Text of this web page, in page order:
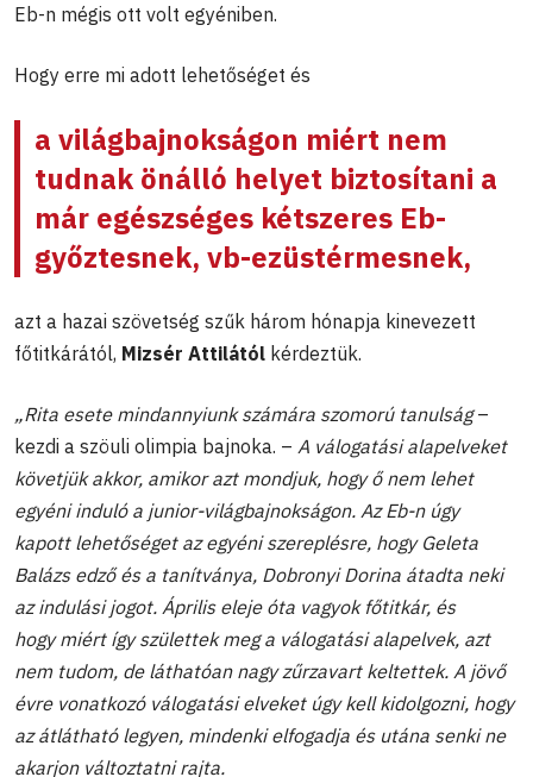
Eb-n mégis ott volt egyéniben.
Hogy erre mi adott lehetőséget és
a világbajnokságon miért nem
tudnak önálló helyet biztosítani a
már egészséges kétszeres Eb-
győztesnek, vb-ezüstérmesnek,
azt a hazai szövetség szűk három hónapja kinevezett
főtitkárától, Mizsér Attilától kérdeztük.
„Rita esete mindannyiunk számára szomorú tanulság–
kezdi a szöuli olimpia bajnoka. – A válogatási alapelveket
követjük akkor, amikor azt mondjuk, hogy ő nem lehet
egyéni induló a junior-világbajnokságon. Az Eb-n úgy
kapott lehetőséget az egyéni szereplésre, hogy Geleta
Balázs edző és a tanítványa, Dobronyi Dorina átadta neki
az indulási jogot. Április eleje óta vagyok főtitkár, és
hogy miért így születtek meg a válogatási alapelvek, azt
nem tudom, de láthatóan nagy zűrzavart keltettek. A jövő
évre vonatkozó válogatási elveket úgy kell kidolgozni, hogy
az átlátható legyen, mindenki elfogadja és utána senki ne
akarjon változtatni rajta.